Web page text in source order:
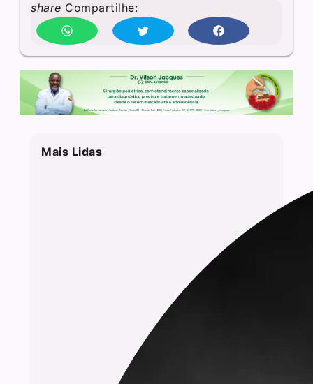
share Compartilhe:
Mais Lidas